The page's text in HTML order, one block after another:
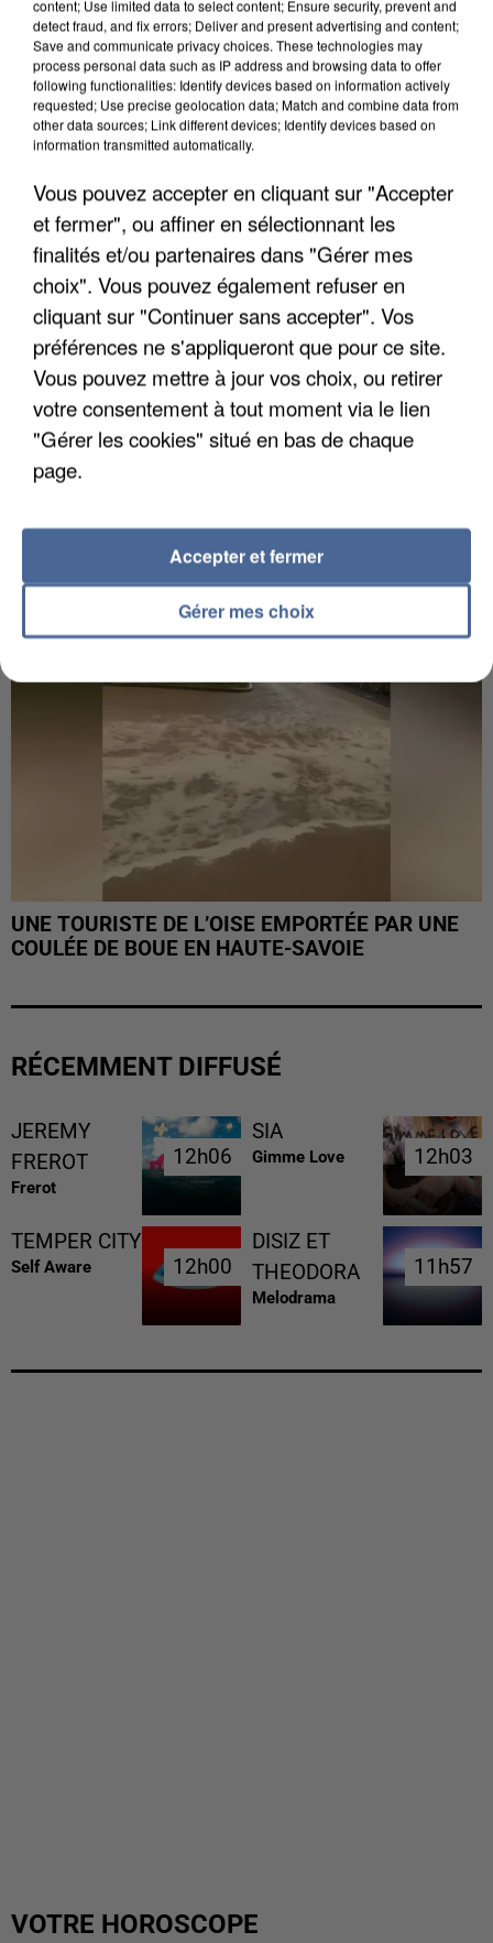
L’UN DES FONDATEURS SUPPOSÉS DE LA DZ
MAFIA INTERPELLÉ EN ALGÉRIE
INTERPELLÉ EN ALGÉRIE
UNE TOURISTE DE L’OISE EMPORTÉE PAR UNE
COULÉE DE BOUE EN HAUTE-SAVOIE
RÉCEMMENT DIFFUSÉ
JEREMY
FREROT
Frerot
12h06
12h06
SIA
Gimme Love 12h03
12h03
TEMPER CITY
Self Aware 12h00
12h00
DISIZ ET
THEODORA
Melodrama
11h57
11h57
VOTRE HOROSCOPE
content; Use limited data to select content; Ensure security, prevent and
detect fraud, and fix errors; Deliver and present advertising and content;
Save and communicate privacy choices. These technologies may
process personal data such as IP address and browsing data to offer
following functionalities: Identify devices based on information actively
requested; Use precise geolocation data; Match and combine data from
other data sources; Link different devices; Identify devices based on
information transmitted automatically.
Vous pouvez accepter en cliquant sur "Accepter
et fermer", ou affiner en sélectionnant les
finalités et/ou partenaires dans "Gérer mes
choix". Vous pouvez également refuser en
cliquant sur "Continuer sans accepter". Vos
préférences ne s'appliqueront que pour ce site.
Vous pouvez mettre à jour vos choix, ou retirer
votre consentement à tout moment via le lien
"Gérer les cookies" situé en bas de chaque
page.
Gérer mes choix
Accepter et fermer